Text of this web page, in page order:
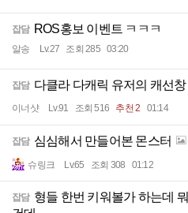
잡담 ROS홍보 이벤트 ㅋㅋㅋ
알송 Lv.27 조회 285 03:20
잡담 다클라 다캐릭 유저의 캐선창
이너샷 Lv.91 조회 516 추천 2 01:14
잡담 심심해서 만들어본 몬스터
슈링크 Lv.65 조회 308 01:12
잡담 형들 한번 키워볼가 하는데